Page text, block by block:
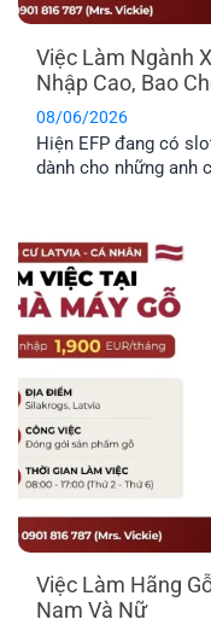
Việc Làm Ngành
Nhập Cao, Bao
08/06/2026
Hiện EFP đang có
dành cho những anh
Trong bài viết dưới
Việc Làm Hãng
Nam Và Nữ